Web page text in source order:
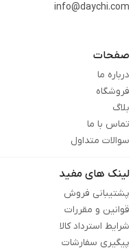
info@daychi.com
صفحات
درباره ما
فروشگاه
بلاگ
تماس با ما
سوالات متداول
لینک های مفید
پشتیبانی فروش
قوانین و مقررات
شرایط استرداد کالا
پیگیری سفارشات